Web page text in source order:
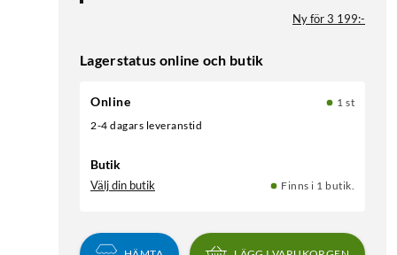
Ny för 3 199:-
Lagerstatus online och butik
Online
1 st
2-4 dagars leveranstid
Butik
Välj din butik Finns i 1 butik.